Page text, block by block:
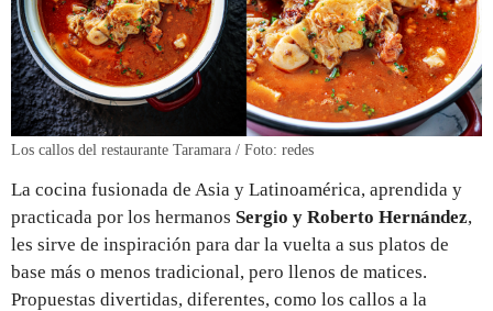
Los callos del restaurante Taramara / Foto: redes
La cocina fusionada de Asia y Latinoamérica, aprendida y
practicada por los hermanos Sergio y Roberto Hernández,
les sirve de inspiración para dar la vuelta a sus platos de
base más o menos tradicional, pero llenos de matices.
Propuestas divertidas, diferentes, como los callos a la